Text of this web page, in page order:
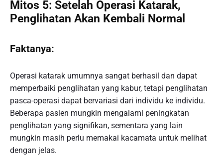
Mitos 5: Setelah Operasi Katarak,
Penglihatan Akan Kembali Normal
Faktanya:
Operasi katarak umumnya sangat berhasil dan dapat
memperbaiki penglihatan yang kabur, tetapi penglihatan
pasca-operasi dapat bervariasi dari individu ke individu.
Beberapa pasien mungkin mengalami peningkatan
penglihatan yang signifikan, sementara yang lain
mungkin masih perlu memakai kacamata untuk melihat
dengan jelas.